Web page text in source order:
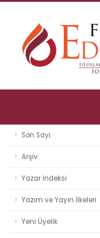
Son Sayı
Arşiv
Yazar İndeksi
Yazım ve Yayın İlkeleri
Yeni Üyelik